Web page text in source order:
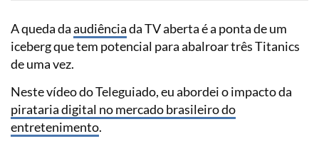
A queda daaudiênciada TV aberta é a ponta de um
iceberg que tem potencial para abalroar três Titanics
de uma vez.
Neste vídeo do Teleguiado, eu abordei o impacto da
pirataria digital no mercado brasileiro do
entretenimento.